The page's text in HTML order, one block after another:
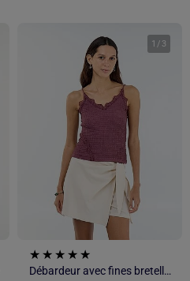
1 / 3
Débardeur avec fines bretelles et dentelle